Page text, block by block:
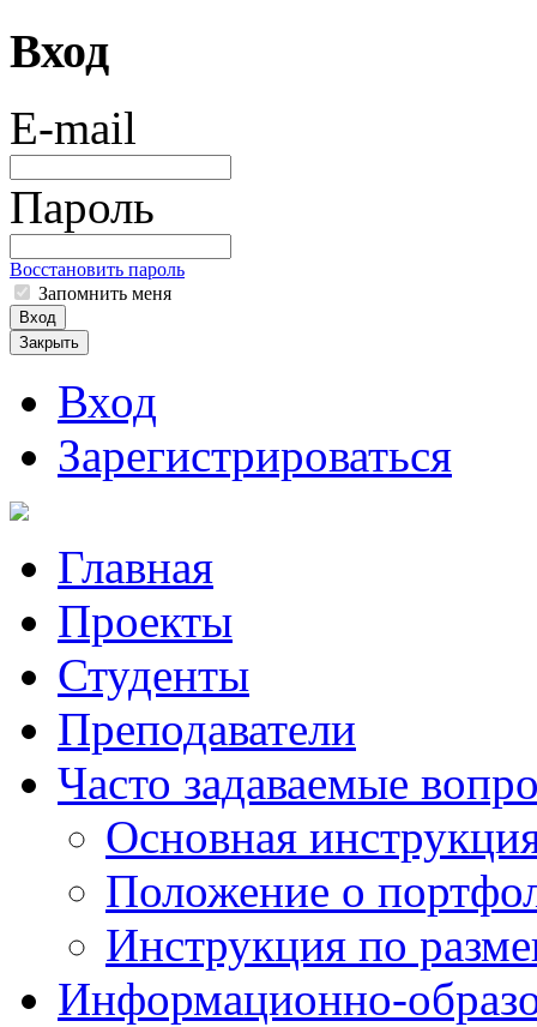
Вход
E-mail
Пароль
Восстановить пароль
Запомнить меня
Вход
Закрыть
Вход
Зарегистрироваться
Главная
Проекты
Студенты
Преподаватели
Часто задаваемые
Основная
Положение о
Инструкция по
Информационно-